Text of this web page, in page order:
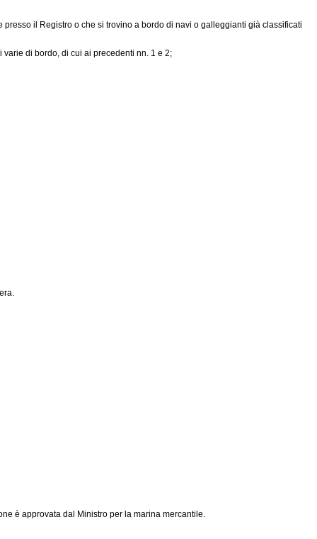
il Registro o che si trovino a bordo di navi o galleggianti già classificati
di bordo, di cui ai precedenti nn. 1 e 2;
è approvata dal Ministro per la marina mercantile.